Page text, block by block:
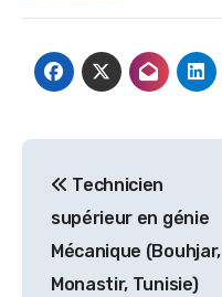
de
l’article
Technicien
supérieur en génie
Mécanique (Bouhjar,
Monastir, Tunisie)